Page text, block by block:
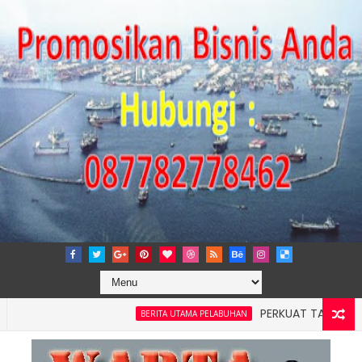
BERITA UTAMA PELABUHAN PERKUAT TATA KELOLA